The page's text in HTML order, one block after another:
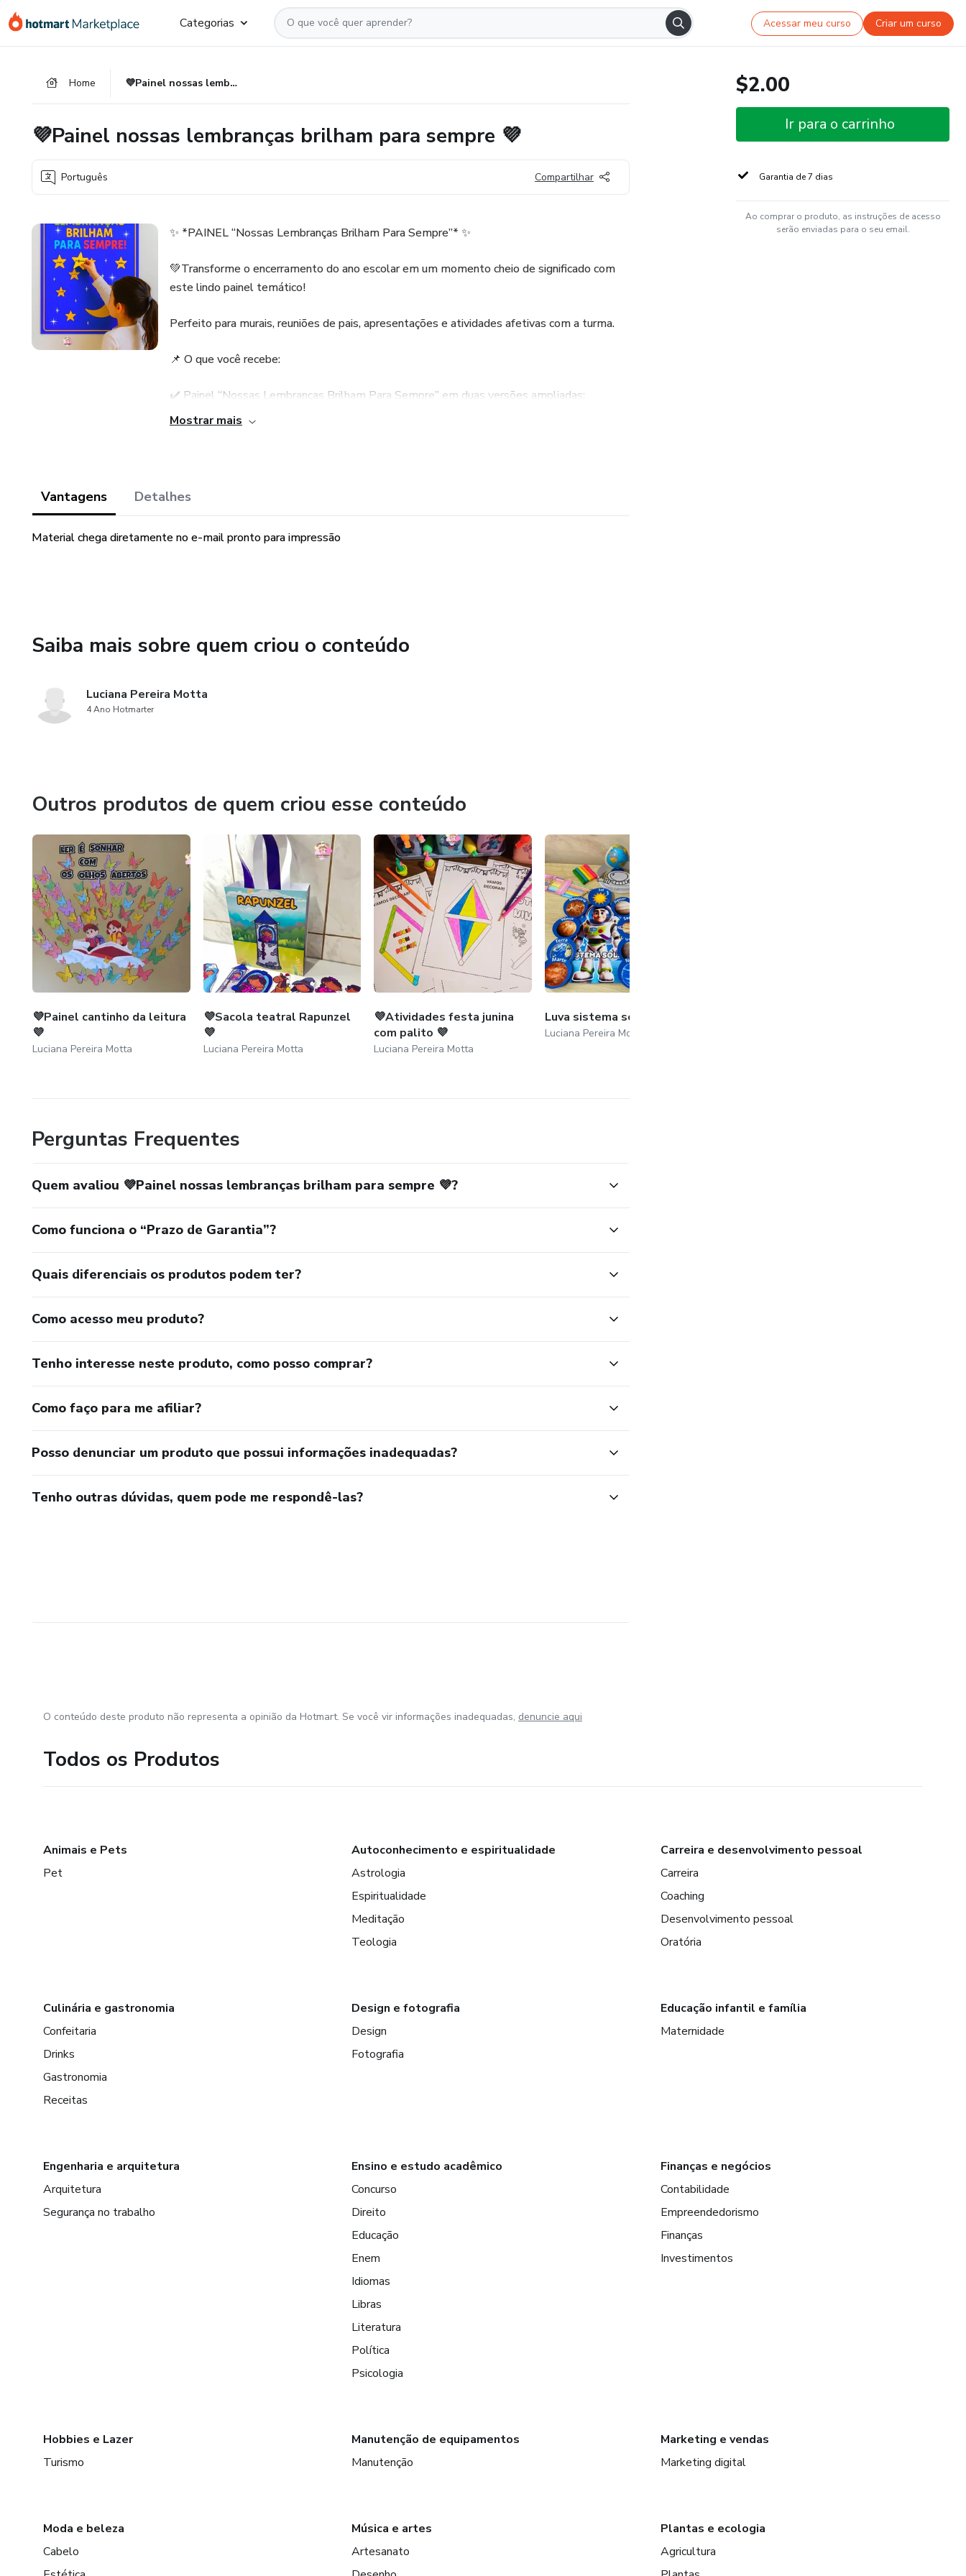
para
para
para
Categorias Acessar meu curso Criar um curso
Home 💜Painel nossas lembranças brilham para sempre 💜
💜Painel nossas lembranças brilham para sempre 💜
Português Compartilhar
✨ *PAINEL “Nossas Lembranças Brilham Para Sempre”* ✨
💚Transforme o encerramento do ano escolar em um momento cheio de significado com
este lindo painel temático!
Perfeito para murais, reuniões de pais, apresentações e atividades afetivas com a turma.
📌 O que você recebe:
✔️ Painel “Nossas Lembranças Brilham Para Sempre” em duas versões ampliadas:
❤️ Estrelas em 3 tamanhos:
💚Coloridas e para colorir
Depois, é só montar o painel e criar uma linda constelação de memórias da turmas
Mostrar mais
Vantagens Detalhes
Material chega diretamente no e-mail pronto para impressão
Saiba mais sobre quem criou o conteúdo
Luciana Pereira Motta
4 Ano Hotmarter
Outros produtos de quem criou esse conteúdo
💜Painel cantinho da leitura
💜
Luciana Pereira Motta
💜Sacola teatral Rapunzel
💜
Luciana Pereira Motta
💜Atividades festa junina
com palito 💜
Luciana Pereira Motta
Luva sistema solar
Luciana Pereira Motta
Perguntas Frequentes
Quem avaliou 💜Painel nossas lembranças brilham para sempre 💜?
Como funciona o “Prazo de Garantia”?
Quais diferenciais os produtos podem ter?
Como acesso meu produto?
Tenho interesse neste produto, como posso comprar?
Como faço para me afiliar?
Posso denunciar um produto que possui informações inadequadas?
Tenho outras dúvidas, quem pode me respondê-las?
$2.00
Ir para o carrinho
Garantia de 7 dias
Ao comprar o produto, as instruções de acesso
serão enviadas para o seu email.
O conteúdo deste produto não representa a opinião da Hotmart. Se você vir informações inadequadas, denuncie aqui
Todos os Produtos
Animais e Pets
Pet
Autoconhecimento e espiritualidade
Astrologia
Espiritualidade
Meditação
Teologia
Carreira e desenvolvimento pessoal
Carreira
Coaching
Desenvolvimento pessoal
Oratória
Culinária e gastronomia
Confeitaria
Drinks
Gastronomia
Receitas
Design e fotografia
Design
Fotografia
Educação infantil e família
Maternidade
Engenharia e arquitetura
Arquitetura
Segurança no trabalho
Ensino e estudo acadêmico
Concurso
Direito
Educação
Enem
Idiomas
Libras
Literatura
Política
Psicologia
Finanças e negócios
Contabilidade
Empreendedorismo
Finanças
Investimentos
Hobbies e Lazer
Turismo
Manutenção de equipamentos
Manutenção
Marketing e vendas
Marketing digital
Moda e beleza
Cabelo
Música e artes
Artesanato
Plantas e ecologia
Agricultura